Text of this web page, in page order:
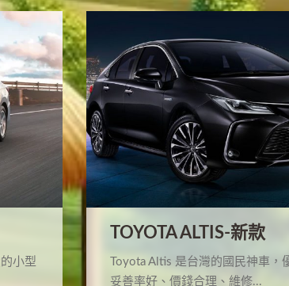
小型
TOYOTA ALTIS-新款
Toyota Altis 是台灣的國民神車，
妥善率好、價錢合理、維修...